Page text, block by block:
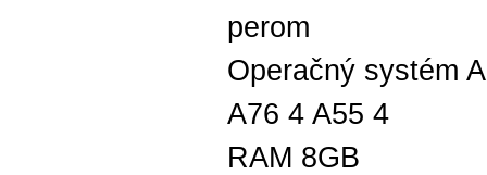
perom
Operačný systém
A76 4 A55 4
RAM 8GB